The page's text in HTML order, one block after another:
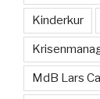
Kinderkur
MdB Lars